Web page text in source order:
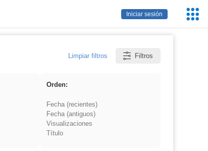
Iniciar sesión
Limpiar filtros Filtros
Orden:
Fecha (recientes)
Fecha (antiguos)
Visualizaciones
Título